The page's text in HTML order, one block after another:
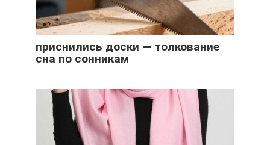
приснились доски — толкование
сна по сонникам